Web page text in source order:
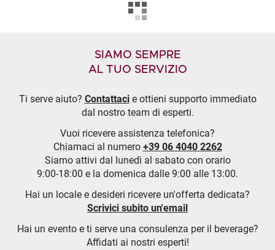
SIAMO SEMPRE
AL TUO SERVIZIO
Ti serve aiuto? Contattacie ottieni supporto immediato
dal nostro team di esperti.
Vuoi ricevere assistenza telefonica?
Chiamaci al numero +39 06 4040 2262
Siamo attivi dal lunedì al sabato con orario
9:00-18:00 e la domenica dalle 9:00 alle 13:00.
Hai un locale e desideri ricevere un'offerta dedicata?
Scrivici subito un'email
Hai un evento e ti serve una consulenza per il beverage?
Affidati ai nostri esperti!